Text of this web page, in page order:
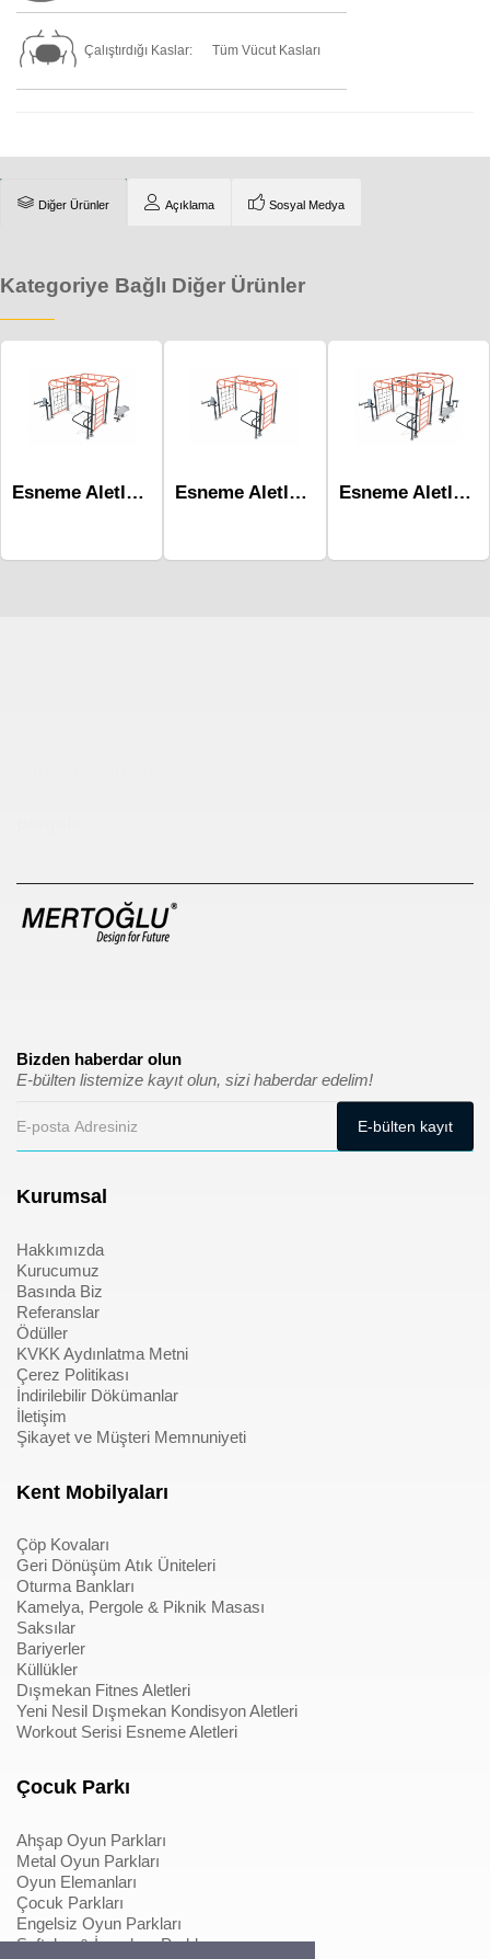
Çalıştırdığı Kaslar: Tüm Vücut Kasları
Diğer Ürünler Açıklama Sosyal Medya
Kategoriye Bağlı Diğer Ürünler
Esneme Aletleri ve Antrenman Ekipmanları-Mwo-1002 Esneme Aletleri ve Antrenman Ekipmanları-Mwo-1001 Esneme Aletleri ve Antrenman Ekipmanları-Mwo-1003
Bizden haberdar olun
E-bülten listemize kayıt olun, sizi haberdar edelim!
Kurumsal
Hakkımızda
Kurucumuz
Basında Biz
Referanslar
Ödüller
KVKK Aydınlatma Metni
Çerez Politikası
İndirilebilir Dökümanlar
İletişim
Şikayet ve Müşteri Memnuniyeti
Kent Mobilyaları
Çöp Kovaları
Geri Dönüşüm Atık Üniteleri
Oturma Bankları
Kamelya, Pergole & Piknik Masası
Saksılar
Bariyerler
Küllükler
Dışmekan Fitnes Aletleri
Yeni Nesil Dışmekan Kondisyon Aletleri
Workout Serisi Esneme Aletleri
Çocuk Parkı
Ahşap Oyun Parkları
Metal Oyun Parkları
Oyun Elemanları
Çocuk Parkları
Engelsiz Oyun Parkları
Softplay & İçmekan Parkları